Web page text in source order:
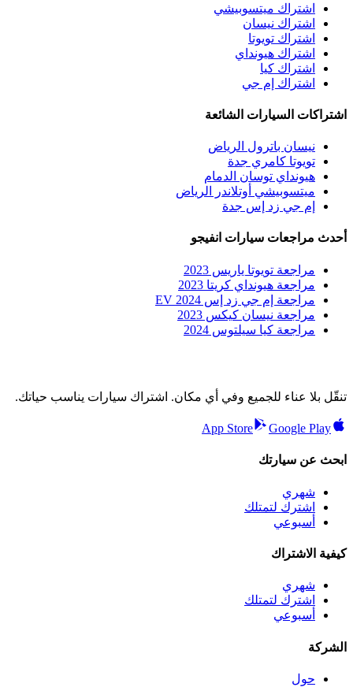
اشتراك ميتسوبيشي
اشتراك نيسان
اشتراك تويوتا
اشتراك هيونداي
اشتراك كيا
اشتراك إم جي
اشتراكات السيارات الشائعة
نيسان باترول الرياض
تويوتا كامري جدة
هيونداي توسان الدمام
ميتسوبيشي أوتلاندر الرياض
إم جي زد إس جدة
أحدث مراجعات سيارات انفيجو
مراجعة تويوتا ياريس 2023
مراجعة هيونداي كريتا 2023
مراجعة إم جي زد إس EV 2024
مراجعة نيسان كيكس 2023
مراجعة كيا سيلتوس 2024
تنقّل بلا عناء للجميع وفي أي مكان. اشتراك سيارات يناسب حياتك.
App Store Google Play
ابحث عن سيارتك
شهري
اشترك لتمتلك
أسبوعي
كيفية الاشتراك
شهري
اشترك لتمتلك
أسبوعي
الشركة
حول